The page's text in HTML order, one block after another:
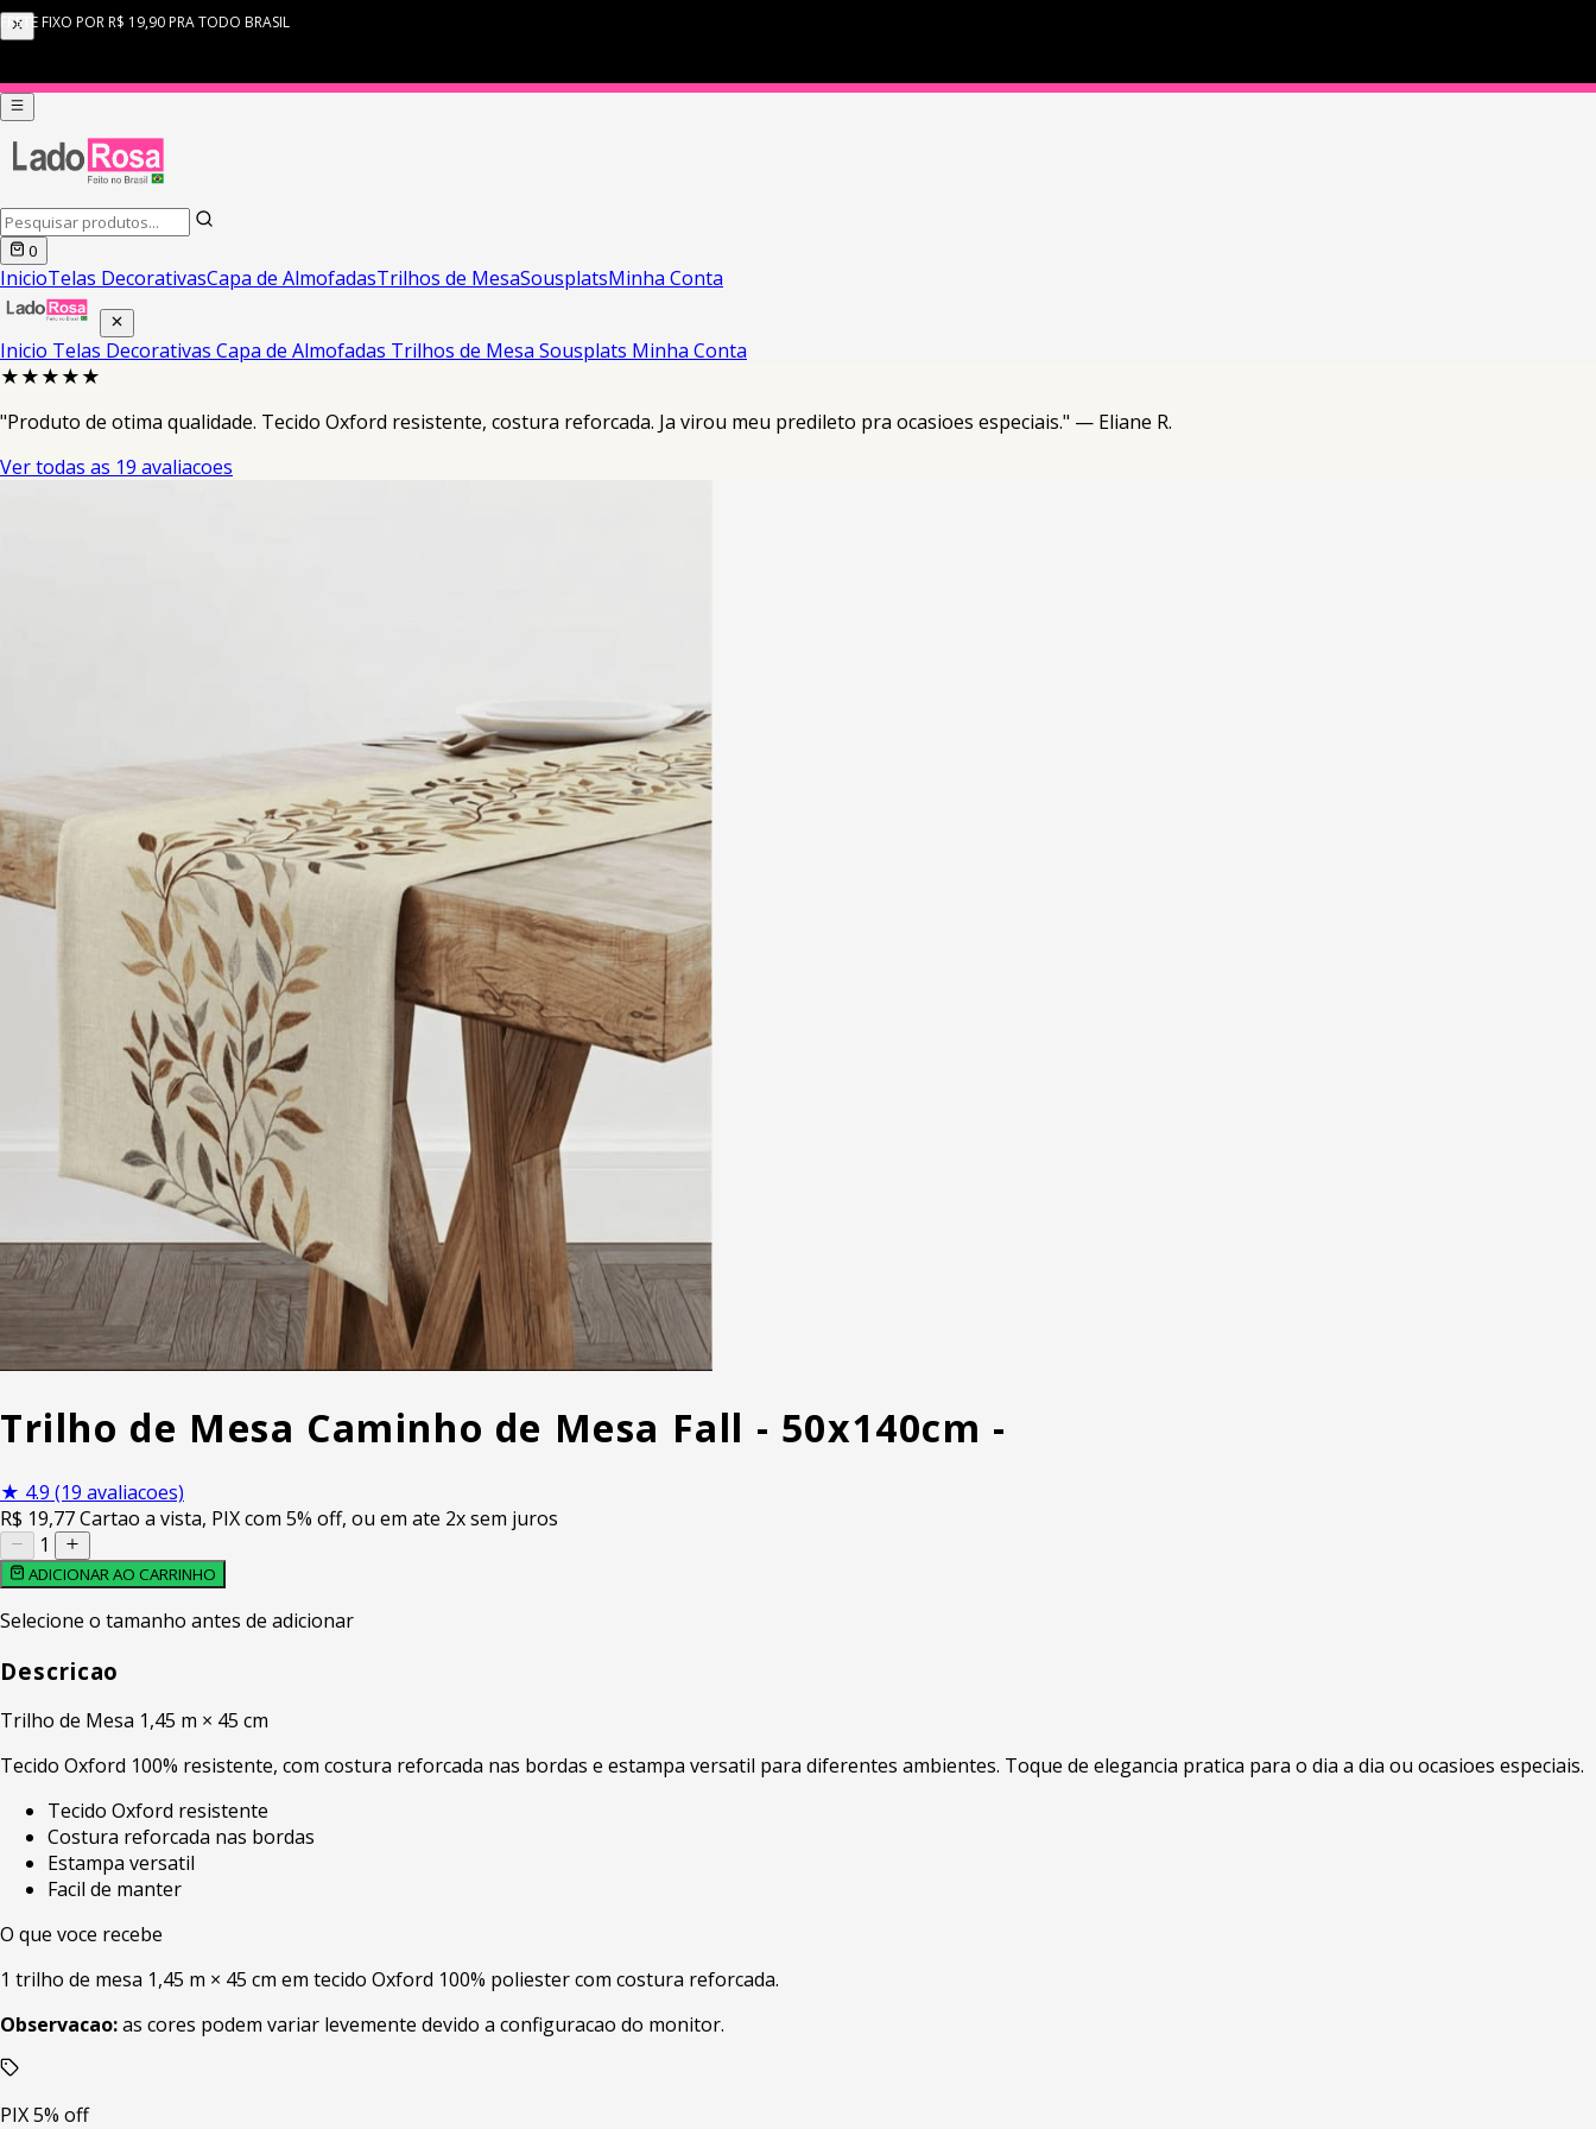
0
InicioTelas DecorativasCapa de AlmofadasTrilhos de MesaSousplatsMinha Conta
Inicio Telas Decorativas Capa de Almofadas Trilhos de Mesa Sousplats Minha Conta
★★★★★
"Produto de otima qualidade. Tecido Oxford resistente, costura reforcada. Ja virou meu predileto pra ocasioes especiais." — Eliane R.
Ver todas as 19 avaliacoes
Trilho de Mesa Caminho de Mesa Fall - 50x140cm -
★ 4.9 (19 avaliacoes)
R$ 19,77Cartao a vista, PIX com 5% off, ou em ate 2x sem juros
1
ADICIONAR AO CARRINHO
Selecione o tamanho antes de adicionar
Descricao
Trilho de Mesa 1,45 m × 45 cm
Tecido Oxford 100% resistente, com costura reforcada nas bordas e estampa versatil para diferentes ambientes. Toque de elegancia pratica para o dia a dia ou ocasioes especiais.
Tecido Oxford resistente
Costura reforcada nas bordas
Estampa versatil
Facil de manter
O que voce recebe
1 trilho de mesa 1,45 m × 45 cm em tecido Oxford 100% poliester com costura reforcada.
Observacao:as cores podem variar levemente devido a configuracao do monitor.
PIX 5% off